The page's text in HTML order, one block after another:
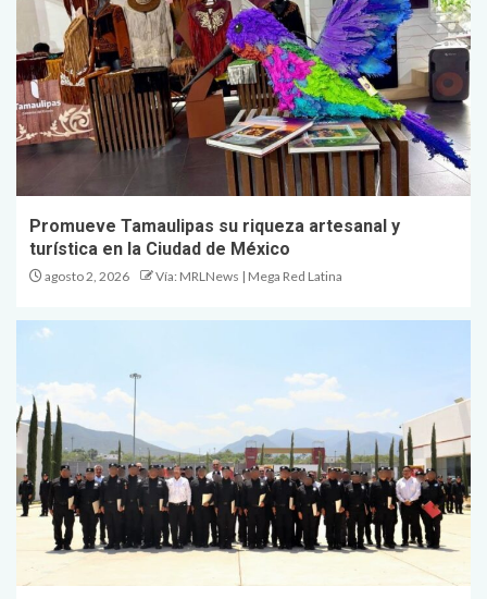
Promueve Tamaulipas su riqueza artesanal y
turística en la Ciudad de México
agosto 2, 2026 Vía: MRLNews | Mega Red Latina